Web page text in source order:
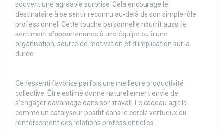
souvent une agréable surprise. Cela encourage le
destinataire à se sentir reconnu au-delà de son simple rôle
professionnel. Cette touche personnelle nourrit aussi le
sentiment d’appartenance à une équipe ou à une
organisation, source de motivation et d’implication sur la
durée.
Ce ressenti favorise parfois une meilleure productivité
collective. Être estimé donne naturellement envie de
s’engager davantage dans son travail. Le cadeau agit ici
comme un catalyseur positif dans le cercle vertueux du
renforcement des relations professionnelles.